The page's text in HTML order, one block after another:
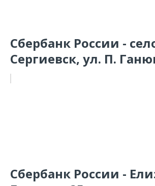
Сбербанк России -
Сергиевск, ул. П.
Сбербанк России -